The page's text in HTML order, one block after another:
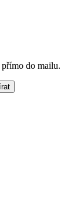
do mailu.